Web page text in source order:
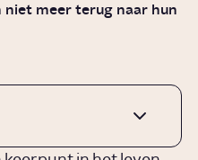
niet meer terug naar hun